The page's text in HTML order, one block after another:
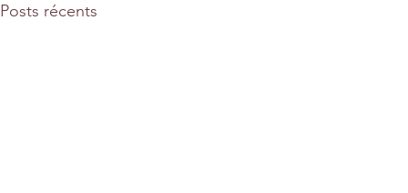
Posts récents